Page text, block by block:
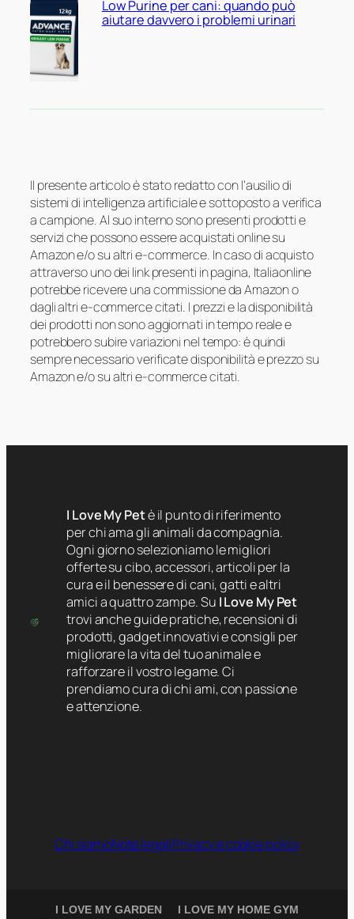
Low Purine per cani: quando può
aiutare davvero i problemi urinari
Il presente articolo è stato redatto con l’ausilio di
sistemi di intelligenza artificiale e sottoposto a verifica
a campione. Al suo interno sono presenti prodotti e
servizi che possono essere acquistati online su
Amazon e/o su altri e-commerce. In caso di acquisto
attraverso uno dei link presenti in pagina, Italiaonline
potrebbe ricevere una commissione da Amazon o
dagli altri e-commerce citati. I prezzi e la disponibilità
dei prodotti non sono aggiornati in tempo reale e
potrebbero subire variazioni nel tempo: è quindi
sempre necessario verificate disponibilità e prezzo su
Amazon e/o su altri e-commerce citati.
I Love My Petè il punto di riferimento
per chi ama gli animali da compagnia.
Ogni giorno selezioniamo le migliori
offerte su cibo, accessori, articoli per la
cura e il benessere di cani, gatti e altri
amici a quattro zampe. Su I Love My Pet
trovi anche guide pratiche, recensioni di
prodotti, gadget innovativi e consigli per
migliorare la vita del tuo animale e
rafforzare il vostro legame. Ci
prendiamo cura di chi ami, con passione
e attenzione.
Chi siamoNote legaliPrivacy e cookie policy
I LOVE MY GARDEN
I LOVE MY HOME GYM